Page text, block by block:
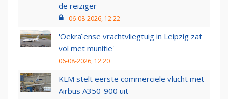
de reiziger
06-08-2026, 12:22
'Oekraïense vrachtvliegtuig in Leipzig zat
vol met munitie'
06-08-2026, 12:20
KLM stelt eerste commerciële vlucht met
Airbus A350-900 uit